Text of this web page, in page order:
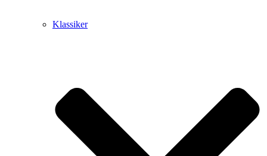
Klassiker